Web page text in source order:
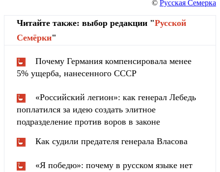
© Русская Семерка
Читайте также: выбор редакции "Русской
Cемёрки"
Почему Германия компенсировала менее
5% ущерба, нанесенного СССР
«Российский легион»: как генерал Лебедь
поплатился за идею создать элитное
подразделение против воров в законе
Как судили предателя генерала Власова
«Я победю»: почему в русском языке нет